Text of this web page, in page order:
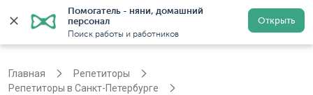
Помогатель - няни, домашний
персонал
Поиск работы и работников
Открыть
Санкт-Петербург Регистрация
Главная
Репетиторы
Репетиторы в Санкт-Петербурге